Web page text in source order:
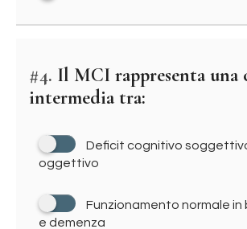
#4. Il MCI rappresenta una
intermedia tra:
Deficit cognitivo
oggettivo
Funzionamento normale in
e demenza